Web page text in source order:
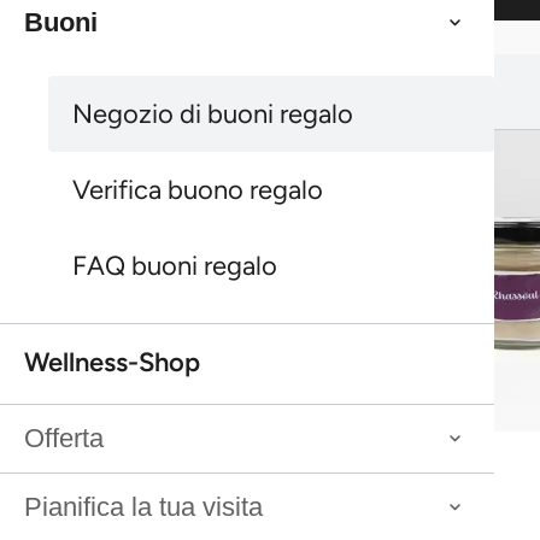
Peeling doccia all'olivello spinoso Farfalla
Ti potrebbe interessare anche:
Bestseller
Rhassoul
Buoni
Negozio di buoni regalo
Verifica buono regalo
FAQ buoni regalo
Wellness-Shop
Offerta
Pianifica la tua visita